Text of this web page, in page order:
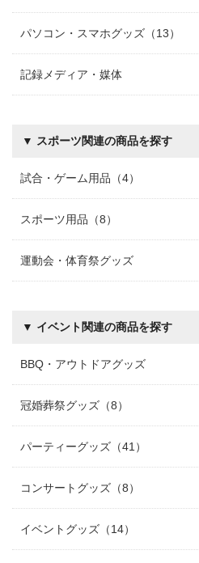
パソコン・スマホグッズ（13）
記録メディア・媒体
▼ スポーツ関連の商品を探す
試合・ゲーム用品（4）
スポーツ用品（8）
運動会・体育祭グッズ
▼ イベント関連の商品を探す
BBQ・アウトドアグッズ
冠婚葬祭グッズ（8）
パーティーグッズ（41）
コンサートグッズ（8）
イベントグッズ（14）